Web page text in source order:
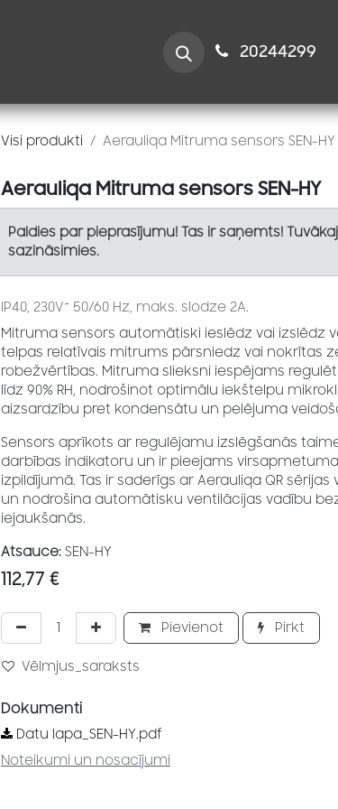
Speciālistiem 2024​​4299
Visi produkti Aerauliqa Mitruma sensors SEN-HY
Aerauliqa Mitruma sensors SEN-HY
Paldies par pieprasījumu! Tas ir saņemts!
sazināsimies.
IP40, 230V~ 50/60 Hz, maks. slodze 2A.
Mitruma sensors automātiski ieslēdz vai izslēdz
telpas relatīvais mitrums pārsniedz vai nokrītas
robežvērtības. Mitruma slieksni iespējams
līdz 90% RH, nodrošinot optimālu iekštelpu
aizsardzību pret kondensātu un pelējuma
Sensors aprīkots ar regulējamu izslēgšanās
darbības indikatoru un ir pieejams
izpildījumā. Tas ir saderīgs ar Aerauliqa QR
un nodrošina automātisku ventilācijas vadību
iejaukšanās.
Atsauce: SEN-HY
112,77 €
Pievienot Pirkt
Vēlmjus_saraksts
Dokumenti
Datu lapa_SEN-HY.pdf
Noteikumi un nosacījumi